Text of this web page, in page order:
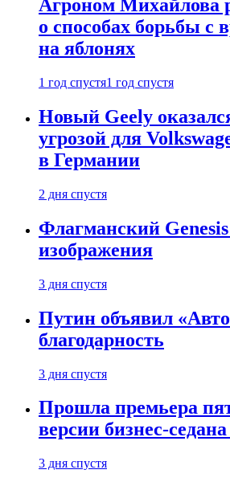
Агроном Михайлова
о способах борьбы с
на яблонях
1 год спустя1 год спустя
Новый Geely
угрозой для
в Германии
2 дня спустя
Флагманский
изображения
3 дня спустя
Путин объявил
благодарность
3 дня спустя
Прошла премьера
версии бизнес-
3 дня спустя